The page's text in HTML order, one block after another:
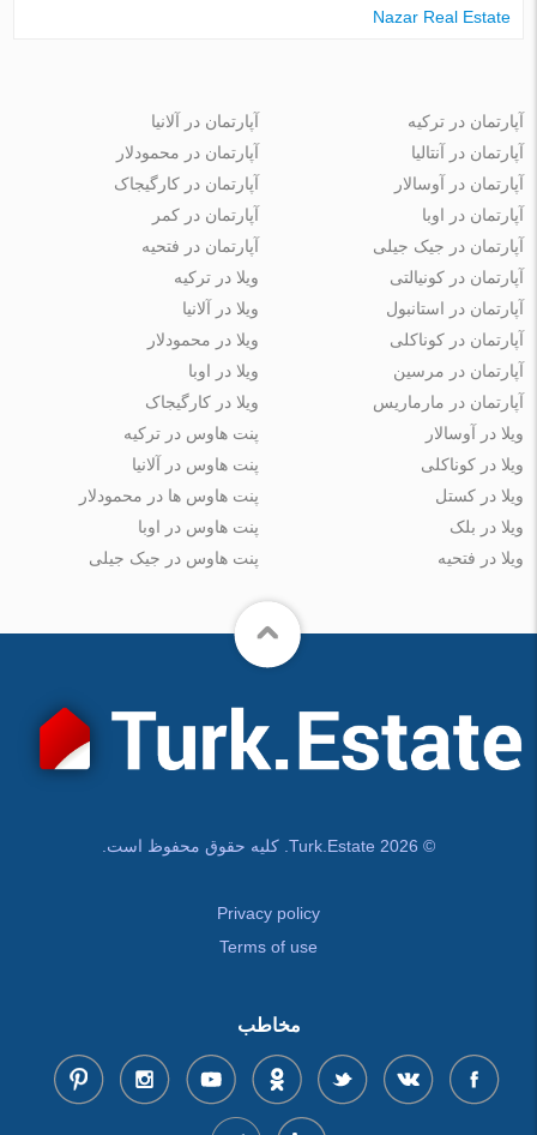
Nazar Real Estate
آپارتمان در ترکیه
آپارتمان در آنتالیا
آپارتمان در آوسالار
آپارتمان در اوبا
آپارتمان در جیک جیلی
آپارتمان در آلانیا
آپارتمان در محمودلار
آپارتمان در کارگیجاک
آپارتمان در کمر
آپارتمان در فتحیه
آپارتمان در کونیالتی
آپارتمان در استانبول
آپارتمان در کوناکلی
آپارتمان در مرسین
آپارتمان در مارماریس
ویلا در ترکیه
ویلا در آلانیا
ویلا در محمودلار
ویلا در اوبا
ویلا در کارگیجاک
ویلا در آوسالار
ویلا در کوناکلی
ویلا در کستل
ویلا در بلک
ویلا در فتحیه
پنت هاوس در ترکیه
پنت هاوس در آلانیا
پنت هاوس ها در محمودلار
پنت هاوس در اوبا
پنت هاوس در جیک جیلی
© Turk.Estate 2026. کلیه حقوق محفوظ است.
Privacy policy
Terms of use
مخاطب